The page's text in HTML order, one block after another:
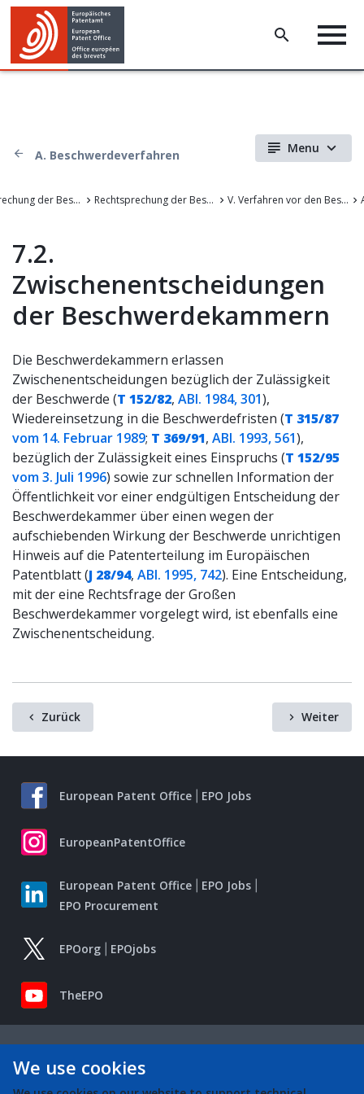
A. Beschwerdeverfahren Menu
Rechtsprechung der Beschwerdekammern des EPA Rechtsprechung der Beschwerdekammern des Europäischen Patentamts V. Verfahren vor den Beschwerdekammern
7.2.
Zwischenentscheidungen
der Beschwerdekammern
Die Beschwerdekammern erlassen
Zwischenentscheidungen bezüglich der Zulässigkeit
der Beschwerde (T 152/82, ABl. 1984, 301),
Wiedereinsetzung in die Beschwerdefristen (T 315/87
vom 14. Februar 1989; T 369/91, ABl. 1993, 561),
bezüglich der Zulässigkeit eines Einspruchs (T 152/95
vom 3. Juli 1996) sowie zur schnellen Information der
Öffentlichkeit vor einer endgültigen Entscheidung der
Beschwerdekammer über einen wegen der
aufschiebenden Wirkung der Beschwerde unrichtigen
Hinweis auf die Patenterteilung im Europäischen
Patentblatt (J 28/94, ABl. 1995, 742). Eine Entscheidung,
mit der eine Rechtsfrage der Großen
Beschwerdekammer vorgelegt wird, ist ebenfalls eine
Zwischenentscheidung.
Zurück Weiter
European Patent Office EPO Jobs
EuropeanPatentOffice
European Patent Office
EPO Jobs
EPO Procurement
EPOorg EPOjobs
TheEPO
We use cookies